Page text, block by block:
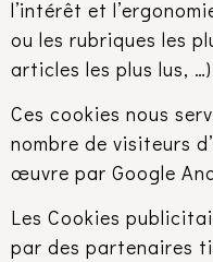
l’intérêt et
ou les rubriques les
articles les plus lus,
Ces cookies nous
nombre de visiteurs
œuvre par Google
Les Cookies
par des partenaires